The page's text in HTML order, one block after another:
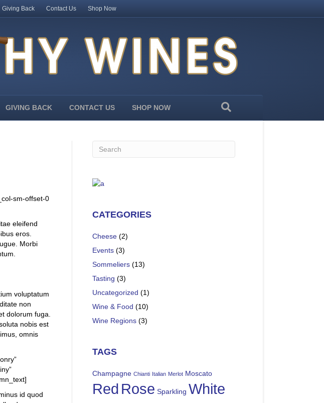
Giving Back Contact Us Shop Now
GIVING BACK CONTACT US SHOP NOW
sm-offset-0
eleifend
eros.
Morbi
voluptatum
non
dolorum fuga.
nobis est
omnis
id quod
CATEGORIES
Cheese (2)
Events (3)
Sommeliers (13)
Tasting (3)
Uncategorized (1)
Wine & Food (10)
Wine Regions (3)
TAGS
Champagne Chianti Italian Merlot Moscato
Red Rose Sparkling White